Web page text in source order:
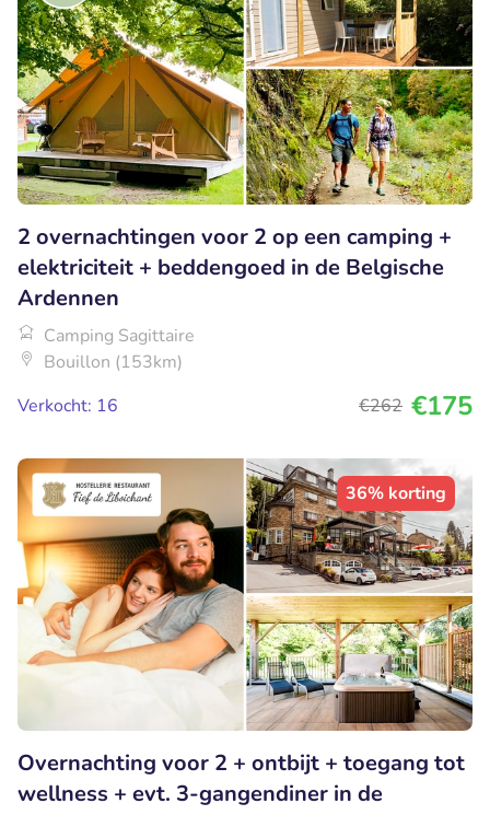
2 overnachtingen voor 2 op een camping +
elektriciteit + beddengoed in de Belgische
Ardennen
Camping Sagittaire
Bouillon (153km)
Verkocht: 16
€262 €175
36% korting
Overnachting voor 2 + ontbijt + toegang tot
wellness + evt. 3-gangendiner in de